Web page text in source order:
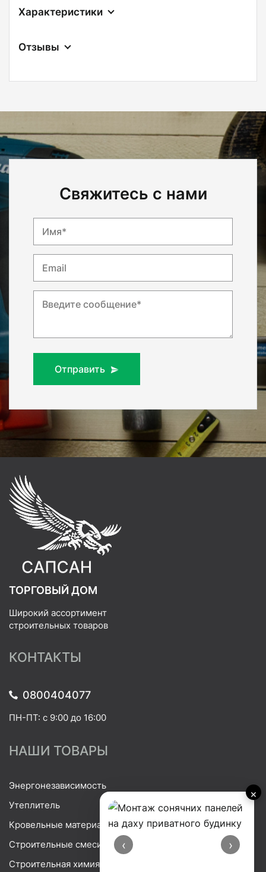
×
‹ ›
Характеристики
Отзывы
Свяжитесь с нами
Имя*
Email
Введите сообщение*
Отправить
ТОРГОВЫЙ ДОМ
Широкий ассортимент
строительных товаров
КОНТАКТЫ
0800404077
ПН-ПТ: с 9:00 до 16:00
НАШИ ТОВАРЫ
Энергонезависимость
Утеплитель
Кровельные материалы
Строительные смеси
Строительная химия